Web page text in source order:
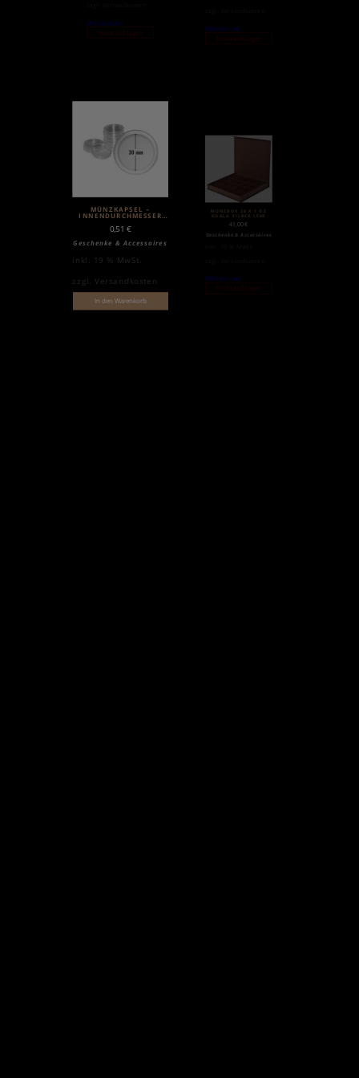
Weiterlesen
Nicht auf Lager
Weiterlesen
Nicht auf Lager
MÜNZKAPSEL –
INNENDURCHMESSER
0,51€
Geschenke & Accessoires
inkl. 19 % MwSt.
zzgl.Versandkosten
In den Warenkorb
MÜNZBOX 20 X 1 OZ
KOALA SILBER LEER
41,00€
Geschenke & Accessoires
Weiterlesen
Nicht auf Lager